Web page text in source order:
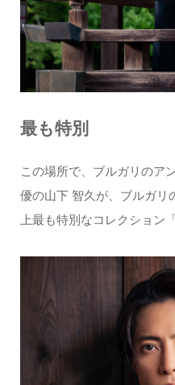
最も特別
この場所で、ブルガリのア
優の山下 智久が、ブルガリ
上最も特別なコレクション